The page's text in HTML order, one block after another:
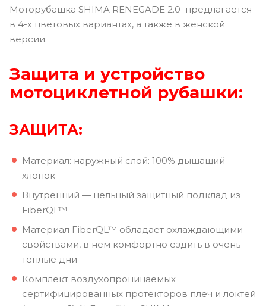
Моторубашка SHIMA RENEGADE 2.0 предлагается
в 4-х цветовых вариантах, а также в женской
версии.
Защита и устройство
мотоциклетной рубашки:
ЗАЩИТА:
Материал: наружный слой: 100% дышащий
хлопок
Внутренний — цельный защитный подклад из
FiberQL™
Материал FiberQL™ обладает охлаждающими
свойствами, в нем комфортно ездить в очень
теплые дни
Комплект воздухопроницаемых
сертифицированных протекторов плеч и локтей